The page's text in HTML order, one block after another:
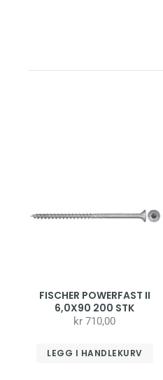
FISCHER POWERFAST II
6,0X90 200 STK
kr 710,00
LEGG I HANDLEKURV